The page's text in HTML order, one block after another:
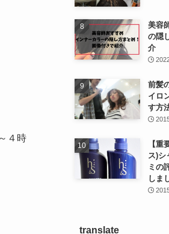
４時
美容
の隠
介
前髪
イロ
す方
【重
ス)シ
ミの
しま
translate